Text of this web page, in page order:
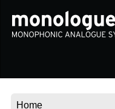
Noticias
Ubicación